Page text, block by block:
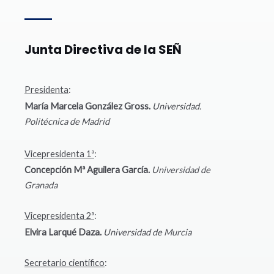
Junta Directiva de la SEÑ
Presidenta:
María Marcela González Gross. Universidad.
Politécnica de Madrid
Vicepresidenta 1ª:
Concepción Mª Aguilera García. Universidad de
Granada
Vicepresidenta 2ª:
Elvira Larqué Daza. Universidad de Murcia
Secretario científico: